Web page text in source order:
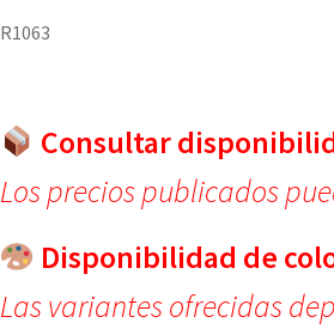
R1063
Consultar
Los precios publicados
Disponibilidad de
Las variantes ofrecidas